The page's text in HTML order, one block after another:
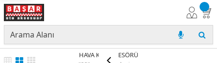
HAVA KOMPRESÖRÜ